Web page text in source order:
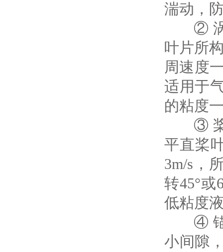
湍动，
② 涡轮
叶片所
周速度
适用于
的粘度
③ 桨式
平直桨
3m/s，
转45°
低粘度
④ 锚式
小间隙